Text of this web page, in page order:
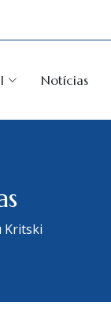
Notícias
Kritski